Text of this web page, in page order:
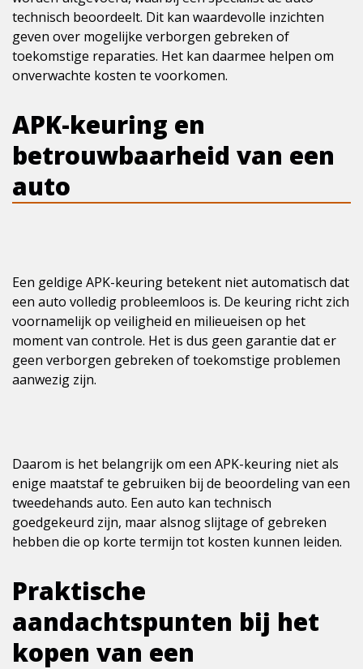
technisch beoordeelt. Dit kan waardevolle inzichten
geven over mogelijke verborgen gebreken of
toekomstige reparaties. Het kan daarmee helpen om
onverwachte kosten te voorkomen.
APK-keuring en
betrouwbaarheid van een
auto
Een geldige APK-keuring betekent niet automatisch dat
een auto volledig probleemloos is. De keuring richt zich
voornamelijk op veiligheid en milieueisen op het
moment van controle. Het is dus geen garantie dat er
geen verborgen gebreken of toekomstige problemen
aanwezig zijn.
Daarom is het belangrijk om een APK-keuring niet als
enige maatstaf te gebruiken bij de beoordeling van een
tweedehands auto. Een auto kan technisch
goedgekeurd zijn, maar alsnog slijtage of gebreken
hebben die op korte termijn tot kosten kunnen leiden.
Praktische
aandachtspunten bij het
kopen van een